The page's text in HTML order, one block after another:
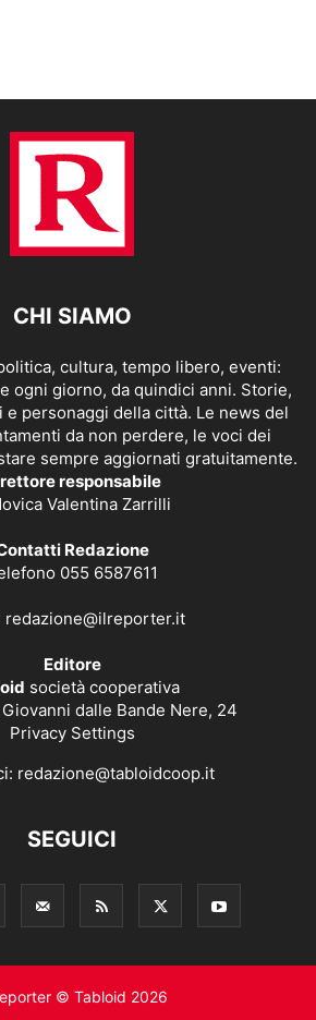
CHI SIAMO
cultura, tempo libero, eventi:
ogni giorno, da quindici anni. Storie,
personaggi della città. Le news del
da non perdere, le voci dei
sempre aggiornati gratuitamente.
responsabile
Valentina Zarrilli
Redazione
055 6587611
redazione@ilreporter.it
Editore
società cooperativa
dalle Bande Nere, 24
Privacy Settings
redazione@tabloidcoop.it
SEGUICI
© Tabloid 2026